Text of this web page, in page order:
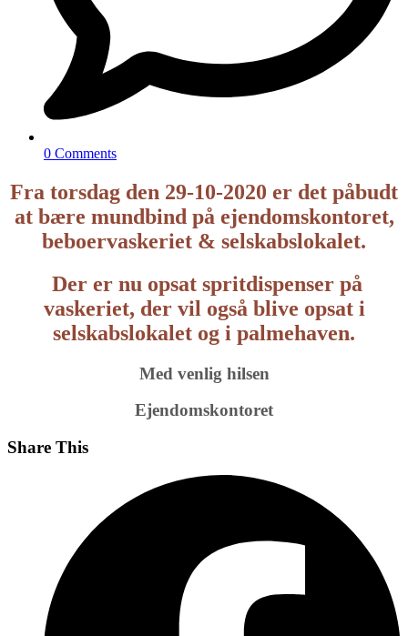
0 Comments
Fra torsdag den 29-10-2020 er det påbudt
at bære mundbind på ejendomskontoret,
beboervaskeriet & selskabslokalet.
Der er nu opsat spritdispenser på
vaskeriet, der vil også blive opsat i
selskabslokalet og i palmehaven.
Med venlig hilsen
Ejendomskontoret
Share This